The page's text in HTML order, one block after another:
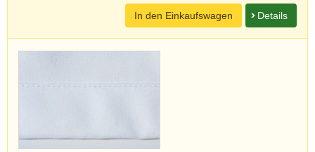
Details
In den Einkaufswagen